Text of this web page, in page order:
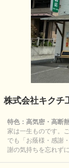
株式会社キクチ
特色：高気密・高
家は一生ものです。
でも「お蔭様・感謝
謝の気持ちを忘れず